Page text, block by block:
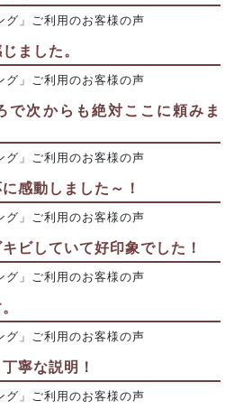
グ」ご利用のお客様の声
ました。
グ」ご利用のお客様の声
で次からも絶対ここに頼みま
グ」ご利用のお客様の声
感動しました～！
グ」ご利用のお客様の声
ビしていて好印象でした！
グ」ご利用のお客様の声
グ」ご利用のお客様の声
寧な説明！
グ」ご利用のお客様の声